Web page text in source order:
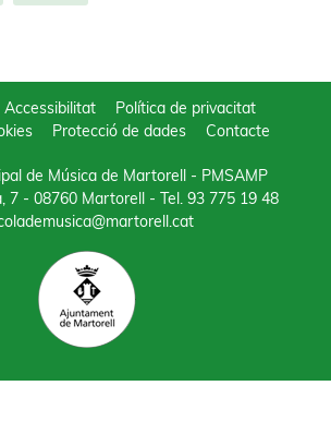
Accessibilitat
Política de privacitat
Protecció de dades Contacte
de Música de Martorell - PMSAMP
7 - 08760 Martorell - Tel. 93 775 19 48